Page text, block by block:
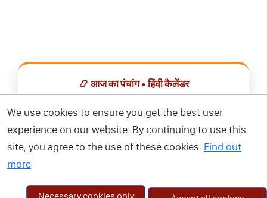
📿 आज का पंचांग • हिंदी कैलेंडर
📅 हिंदी कैलेंडर ऐप डाउनलोड करें
We use cookies to ensure you get the best user
experience on our website. By continuing to use this
site, you agree to the use of these cookies. Find out
more